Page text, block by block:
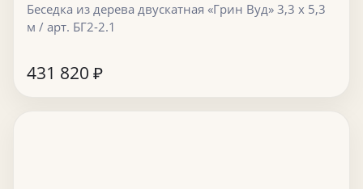
Беседка из дерева двускатная «Грин Вуд» 3,3 х 5,3
м / арт. БГ2-2.1
431 820 ₽